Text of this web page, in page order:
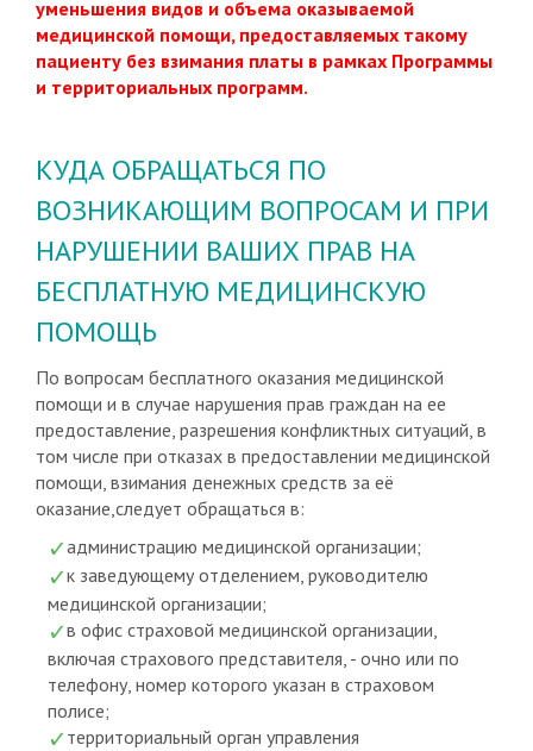
уменьшения видов и объема оказываемой
медицинской помощи, предоставляемых такому
пациенту без взимания платы в рамках Программы
и территориальных программ.
КУДА ОБРАЩАТЬСЯ ПО
ВОЗНИКАЮЩИМ ВОПРОСАМ И ПРИ
НАРУШЕНИИ ВАШИХ ПРАВ НА
БЕСПЛАТНУЮ МЕДИЦИНСКУЮ
ПОМОЩЬ
По вопросам бесплатного оказания медицинской
помощи и в случае нарушения прав граждан на ее
предоставление, разрешения конфликтных ситуаций, в
том числе при отказах в предоставлении медицинской
помощи, взимания денежных средств за её
оказание,следует обращаться в:
администрацию медицинской организации;
к заведующему отделением, руководителю
медицинской организации;
в офис страховой медицинской организации,
включая страхового представителя, - очно или по
телефону, номер которого указан в страховом
полисе;
территориальный орган управления